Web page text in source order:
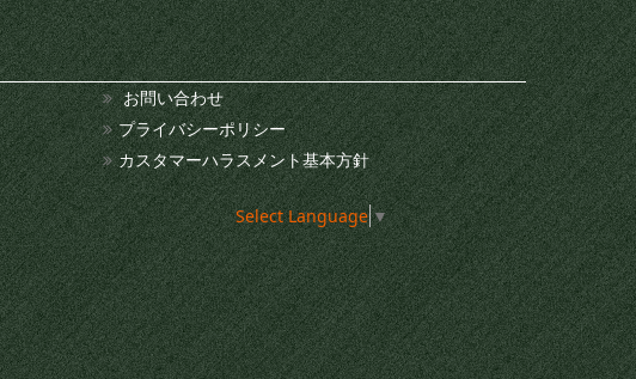
お問い合わせ
プライバシーポリシー
カスタマーハラスメント基本方針
Select Language▼